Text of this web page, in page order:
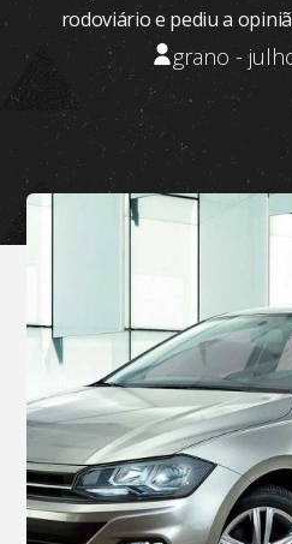
rodoviário e pediu a
grano -